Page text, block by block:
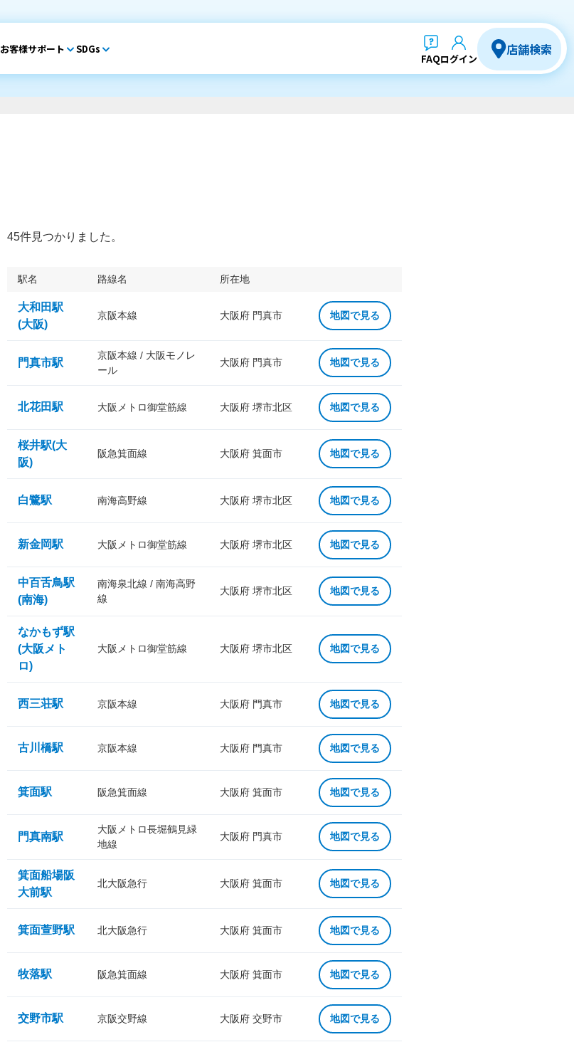
お客様サポート SDGs
FAQログイン
店舗検索
45件見つかりました。
駅名 路線名 所在地
大和田駅
(大阪)
京阪本線 大阪府 門真市 地図で見る
門真市駅
京阪本線 / 大阪モノレ
ール
大阪府 門真市 地図で見る
北花田駅 大阪メトロ御堂筋線 大阪府 堺市北区 地図で見る
桜井駅(大
阪)
阪急箕面線 大阪府 箕面市 地図で見る
白鷺駅 南海高野線 大阪府 堺市北区 地図で見る
新金岡駅 大阪メトロ御堂筋線 大阪府 堺市北区 地図で見る
中百舌鳥駅
(南海)
南海泉北線 / 南海高野
線
大阪府 堺市北区 地図で見る
なかもず駅
(大阪メト
ロ)
大阪メトロ御堂筋線 大阪府 堺市北区 地図で見る
西三荘駅 京阪本線 大阪府 門真市 地図で見る
古川橋駅 京阪本線 大阪府 門真市 地図で見る
箕面駅 阪急箕面線 大阪府 箕面市 地図で見る
門真南駅
大阪メトロ長堀鶴見緑
地線
大阪府 門真市 地図で見る
箕面船場阪
大前駅
北大阪急行 大阪府 箕面市 地図で見る
箕面萱野駅 北大阪急行 大阪府 箕面市 地図で見る
牧落駅 阪急箕面線 大阪府 箕面市 地図で見る
交野市駅 京阪交野線 大阪府 交野市 地図で見る